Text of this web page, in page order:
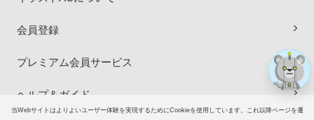
当Webサイトはよりよいユーザー体験を実現するためにCookieを使用しています。これ以降ページを遷
会員登録
プレミアム会員サービス
ヘルプ＆ガイド